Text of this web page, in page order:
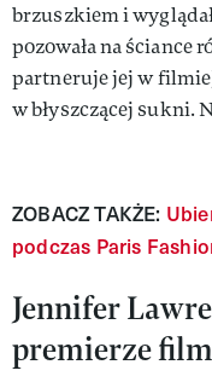
brzuszkiem i
pozowała na ściance
partneruje jej w
w błyszczącej sukni.
ZOBACZ TAKŻE:
podczas Paris
Jennifer
premierze